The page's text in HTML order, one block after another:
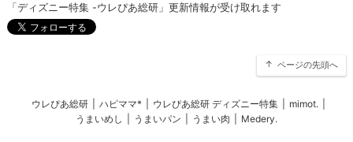
「ディズニー特集 -ウレぴあ総研」更新情報が受け取れます
ページの先頭へ
ウレぴあ総研 ハピママ* ウレぴあ総研 ディズニー特集 mimot.
うまいめし
うまいパン うまい肉 Medery.